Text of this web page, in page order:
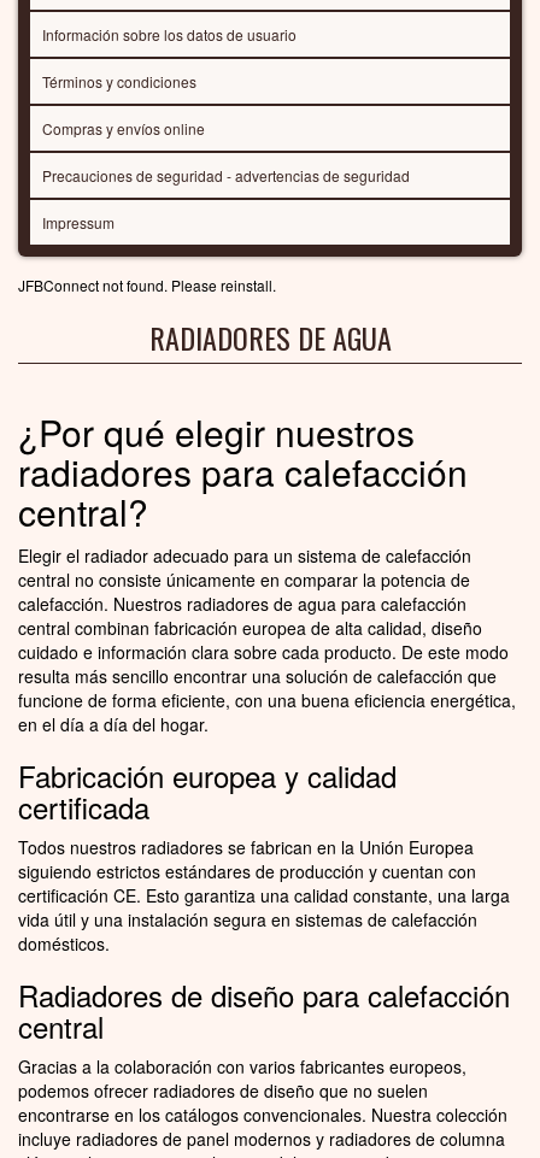
Información sobre los datos de usuario
Términos y condiciones
Compras y envíos online
Precauciones de seguridad - advertencias de seguridad
Impressum
JFBConnect not found. Please reinstall.
RADIADORES DE AGUA
¿Por qué elegir nuestros
radiadores para calefacción
central?
Elegir el radiador adecuado para un sistema de calefacción
central no consiste únicamente en comparar la potencia de
calefacción. Nuestros radiadores de agua para calefacción
central combinan fabricación europea de alta calidad, diseño
cuidado e información clara sobre cada producto. De este modo
resulta más sencillo encontrar una solución de calefacción que
funcione de forma eficiente, con una buena eficiencia energética,
en el día a día del hogar.
Fabricación europea y calidad
certificada
Todos nuestros radiadores se fabrican en la Unión Europea
siguiendo estrictos estándares de producción y cuentan con
certificación CE. Esto garantiza una calidad constante, una larga
vida útil y una instalación segura en sistemas de calefacción
domésticos.
Radiadores de diseño para calefacción
central
Gracias a la colaboración con varios fabricantes europeos,
podemos ofrecer radiadores de diseño que no suelen
encontrarse en los catálogos convencionales. Nuestra colección
incluye radiadores de panel modernos y radiadores de columna